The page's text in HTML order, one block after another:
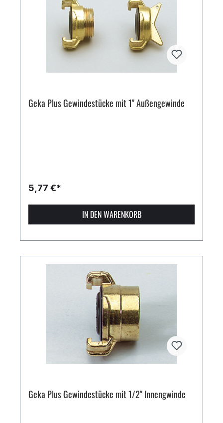
Geka Plus Gewindestücke mit 1" Außengewinde
5,77 €*
IN DEN WARENKORB
Geka Plus Gewindestücke mit 1/2" Innengwinde